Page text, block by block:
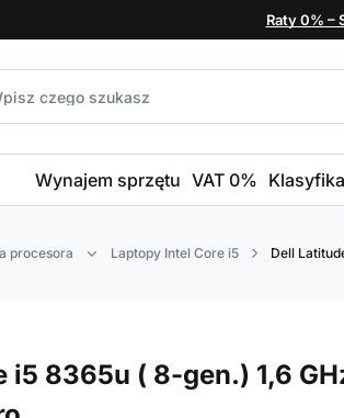
Raty 0% –
Wynajem sprzętu VAT 0%
procesora Laptopy Intel Core i5 Dell
8365u ( 8-gen.) 1,6